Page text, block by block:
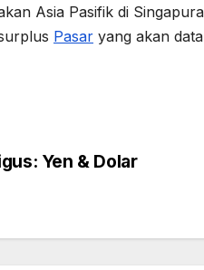
Asia Pasifik di
Pasar yang akan
Yen & Dolar